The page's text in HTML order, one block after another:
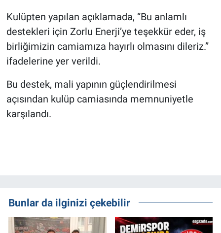
Kulüpten yapılan açıklamada, “Bu anlamlı
destekleri için Zorlu Enerji’ye teşekkür eder, iş
birliğimizin camiamıza hayırlı olmasını dileriz.”
ifadelerine yer verildi.
Bu destek, mali yapının güçlendirilmesi
açısından kulüp camiasında memnuniyetle
karşılandı.
Bunlar da ilginizi çekebilir